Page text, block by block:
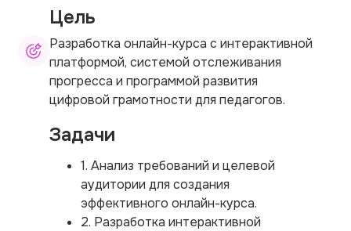
Цель
Разработка онлайн-курса с интерактивной
платформой, системой отслеживания
прогресса и программой развития
цифровой грамотности для педагогов.
Задачи
1. Анализ требований и целевой
аудитории для создания
эффективного онлайн-курса.
2. Разработка интерактивной